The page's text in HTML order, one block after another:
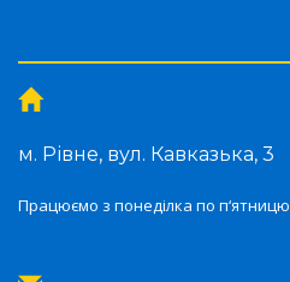
м. Рівне, вул. Кавказька, 3
Працюємо з понеділка по